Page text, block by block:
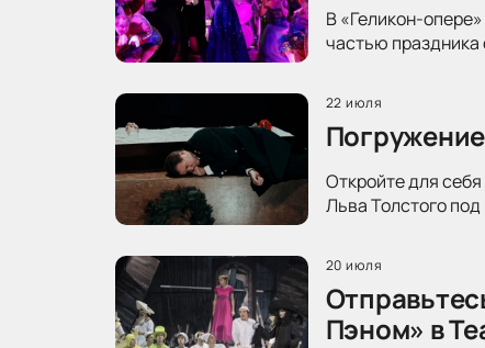
В «Геликон-
частью праздника
22 июля
Откройте для
Льва Толстого
20 июля
Пэном» в